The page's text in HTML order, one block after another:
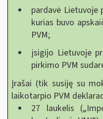
pardavė Lietuvoje
kurias buvo
PVM;
įsigijo Lietuvoje
pirkimo PVM
Įrašai (tik susiję su
laikotarpio PVM
27 laukelis